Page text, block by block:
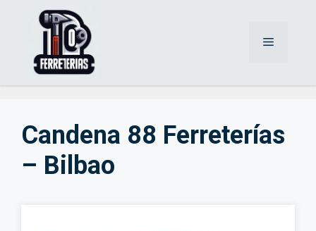
Menú
Candena 88 Ferreterías
– Bilbao